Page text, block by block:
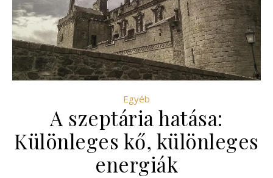
Egyéb
A szeptária hatása:
Különleges kő, különleges
energiák